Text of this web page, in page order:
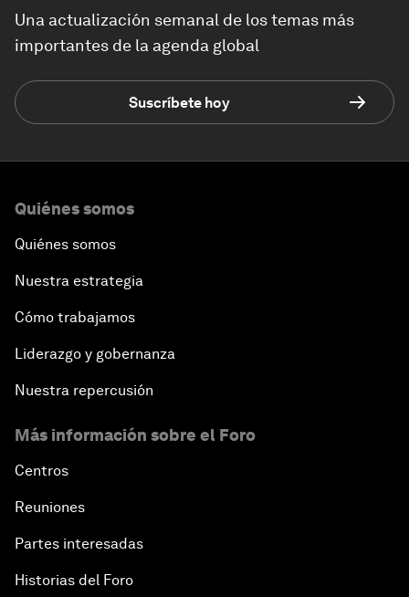
Una actualización semanal de los temas más
importantes de la agenda global
Suscríbete hoy
Quiénes somos
Quiénes somos
Nuestra estrategia
Cómo trabajamos
Liderazgo y gobernanza
Nuestra repercusión
Más información sobre el Foro
Centros
Reuniones
Partes interesadas
Historias del Foro